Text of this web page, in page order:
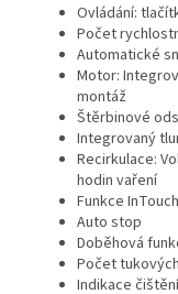
Ovládání:
Počet
Automatické
Motor:
montáž
Štěrbinové
Integrovaný
Recirkulace:
hodin vaření
Funkce
Auto stop
Doběhová
Počet
Indikace